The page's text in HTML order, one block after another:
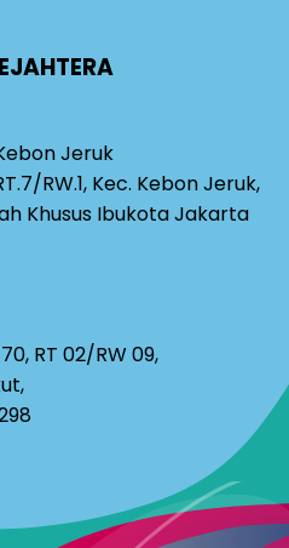
Jeruk
RW.1, Kec. Kebon Jeruk,
Khusus Ibukota Jakarta
RT 02/RW 09,